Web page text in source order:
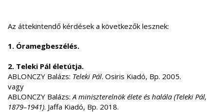
Az áttekintendő kérdések a következők lesznek:
1. Óramegbeszélés.
2. Teleki Pál életútja.
ABLONCZY Balázs: Teleki Pál. Osiris Kiadó, Bp. 2005.
vagy
ABLONCZY Balázs:A miniszterelnök élete és halála (Teleki Pál,
1879–1941). Jaffa Kiadó, Bp. 2018.